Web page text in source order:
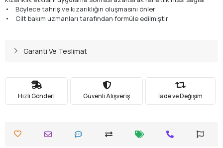
• Böylece tahriş ve kızarıklığın oluşmasını önler
• Cilt bakım uzmanları tarafından formüle edilmiştir
Garanti Ve Teslimat
Hızlı Gönderi Güvenli Alışveriş İade ve Değişim